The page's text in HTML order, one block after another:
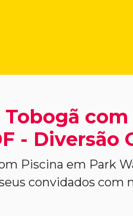
Tobogã
- Diversão
Piscina em Park
convidados com